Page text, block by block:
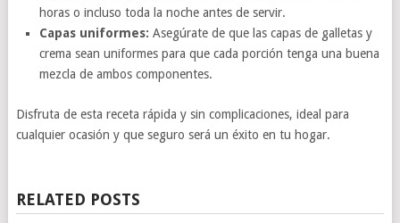
horas o incluso toda la noche antes de servir.
Capas uniformes: Asegúrate de que las capas de galletas y
crema sean uniformes para que cada porción tenga una buena
mezcla de ambos componentes.
Disfruta de esta receta rápida y sin complicaciones, ideal para
cualquier ocasión y que seguro será un éxito en tu hogar.
RELATED POSTS